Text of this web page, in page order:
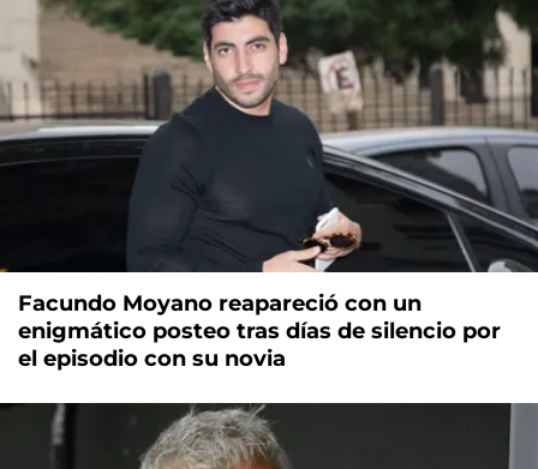
Facundo Moyano reapareció con un
enigmático posteo tras días de silencio por
el episodio con su novia